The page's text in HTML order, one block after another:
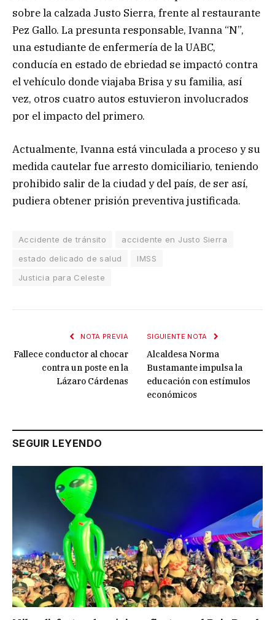
sobre la calzada Justo Sierra, frente al restaurante
Pez Gallo. La presunta responsable, Ivanna “N”,
una estudiante de enfermería de la UABC,
conducía en estado de ebriedad se impactó contra
el vehículo donde viajaba Brisa y su familia, así
vez, otros cuatro autos estuvieron involucrados
por el impacto del primero.
Actualmente, Ivanna está vinculada a proceso y su
medida cautelar fue arresto domiciliario, teniendo
prohibido salir de la ciudad y del país, de ser así,
pudiera obtener prisión preventiva justificada.
Accidente de tránsito
accidente en Justo Sierra
estado delicado de salud
IMSS
Justicia para Celeste
NOTA PREVIA
Fallece conductor al chocar
contra un poste en la
Lázaro Cárdenas
SIGUIENTE NOTA
Alcaldesa Norma
Bustamante impulsa la
educación con estímulos
económicos
SEGUIR LEYENDO